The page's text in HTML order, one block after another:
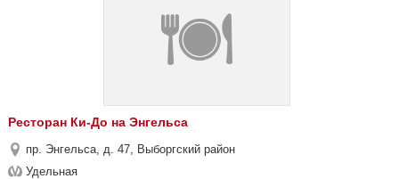
Ресторан Ки-До на Энгельса
пр. Энгельса, д. 47, Выборгский район
Удельная